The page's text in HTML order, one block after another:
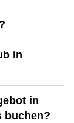
in
in
buchen?